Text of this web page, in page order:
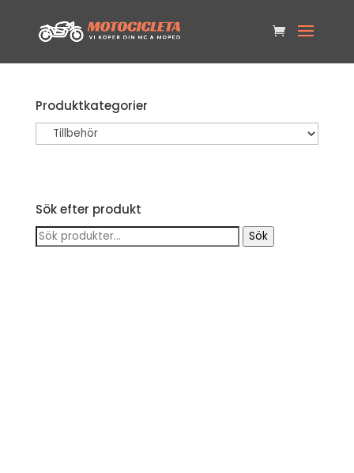
Produktkategorier
Sök efter produkt
Sök
Sök